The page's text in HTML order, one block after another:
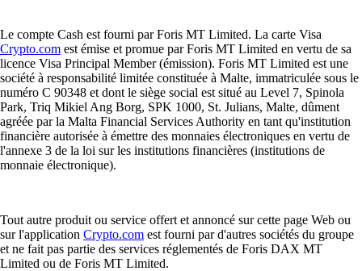
Le compte Cash est fourni par Foris MT Limited. La carte Visa
Crypto.com est émise et promue par Foris MT Limited en vertu de sa
licence Visa Principal Member (émission). Foris MT Limited est une
société à responsabilité limitée constituée à Malte, immatriculée sous le
numéro C 90348 et dont le siège social est situé au Level 7, Spinola
Park, Triq Mikiel Ang Borg, SPK 1000, St. Julians, Malte, dûment
agréée par la Malta Financial Services Authority en tant qu'institution
financière autorisée à émettre des monnaies électroniques en vertu de
l'annexe 3 de la loi sur les institutions financières (institutions de
monnaie électronique).
Tout autre produit ou service offert et annoncé sur cette page Web ou
sur l'application Crypto.com est fourni par d'autres sociétés du groupe
et ne fait pas partie des services réglementés de Foris DAX MT
Limited ou de Foris MT Limited.